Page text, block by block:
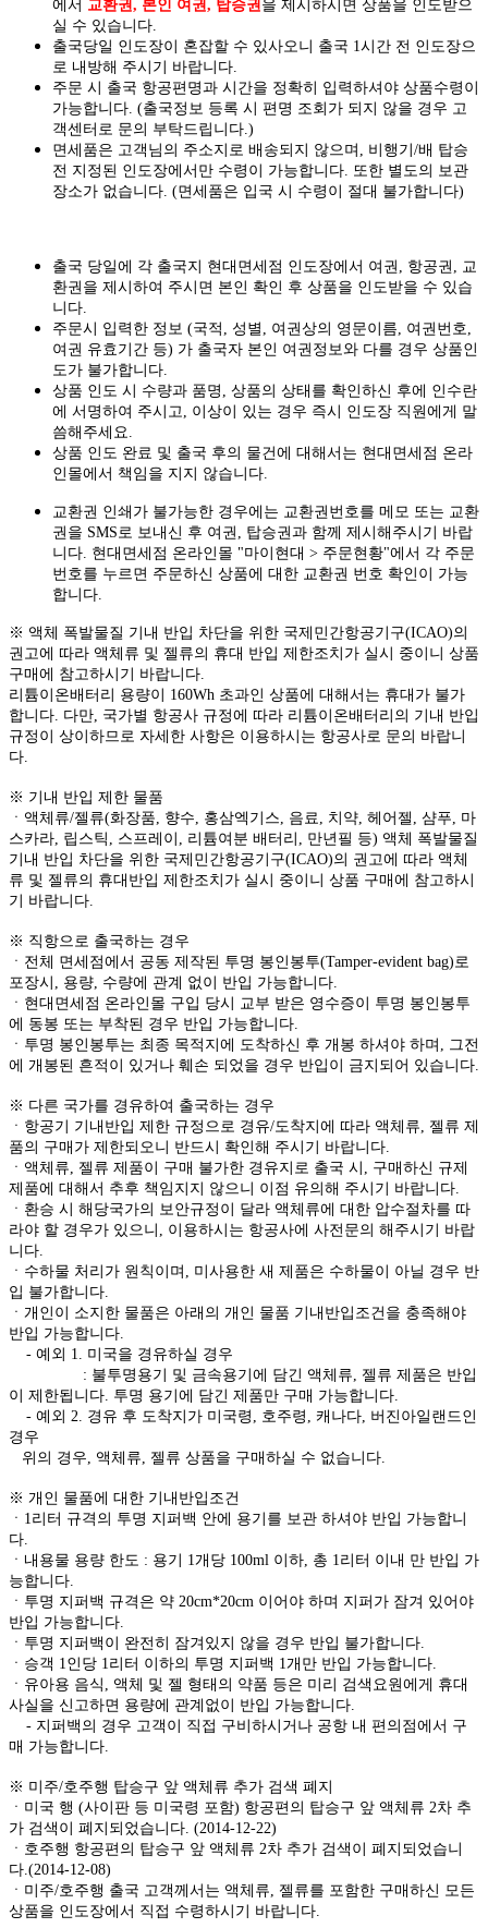
에서 교환권, 본인 여권, 탑승권을 제시하시면 상품을 인도받으
실 수 있습니다.
출국당일 인도장이 혼잡할 수 있사오니 출국 1시간 전 인도장으
로 내방해 주시기 바랍니다.
주문 시 출국 항공편명과 시간을 정확히 입력하셔야 상품수령이
가능합니다. (출국정보 등록 시 편명 조회가 되지 않을 경우 고
객센터로 문의 부탁드립니다.)
면세품은 고객님의 주소지로 배송되지 않으며, 비행기/배 탑승
전 지정된 인도장에서만 수령이 가능합니다. 또한 별도의 보관
장소가 없습니다. (면세품은 입국 시 수령이 절대 불가합니다)
출국 당일에 각 출국지 현대면세점 인도장에서 여권, 항공권, 교
환권을 제시하여 주시면 본인 확인 후 상품을 인도받을 수 있습
니다.
주문시 입력한 정보 (국적, 성별, 여권상의 영문이름, 여권번호,
여권 유효기간 등) 가 출국자 본인 여권정보와 다를 경우 상품인
도가 불가합니다.
상품 인도 시 수량과 품명, 상품의 상태를 확인하신 후에 인수란
에 서명하여 주시고, 이상이 있는 경우 즉시 인도장 직원에게 말
씀해주세요.
상품 인도 완료 및 출국 후의 물건에 대해서는 현대면세점 온라
인몰에서 책임을 지지 않습니다.
교환권 인쇄가 불가능한 경우에는 교환권번호를 메모 또는 교환
권을 SMS로 보내신 후 여권, 탑승권과 함께 제시해주시기 바랍
니다. 현대면세점 온라인몰 "마이현대 > 주문현황"에서 각 주문
번호를 누르면 주문하신 상품에 대한 교환권 번호 확인이 가능
합니다.
※ 액체 폭발물질 기내 반입 차단을 위한 국제민간항공기구(ICAO)의
권고에 따라 액체류 및 젤류의 휴대 반입 제한조치가 실시 중이니 상품
구매에 참고하시기 바랍니다.
리튬이온배터리 용량이 160Wh 초과인 상품에 대해서는 휴대가 불가
합니다. 다만, 국가별 항공사 규정에 따라 리튬이온배터리의 기내 반입
규정이 상이하므로 자세한 사항은 이용하시는 항공사로 문의 바랍니
다.
※ 기내 반입 제한 물품
ㆍ액체류/젤류(화장품, 향수, 홍삼엑기스, 음료, 치약, 헤어젤, 샴푸, 마
스카라, 립스틱, 스프레이, 리튬여분 배터리, 만년필 등) 액체 폭발물질
기내 반입 차단을 위한 국제민간항공기구(ICAO)의 권고에 따라 액체
류 및 젤류의 휴대반입 제한조치가 실시 중이니 상품 구매에 참고하시
기 바랍니다.
※ 직항으로 출국하는 경우
ㆍ전체 면세점에서 공동 제작된 투명 봉인봉투(Tamper-evident bag)로
포장시, 용량, 수량에 관계 없이 반입 가능합니다.
ㆍ현대면세점 온라인몰 구입 당시 교부 받은 영수증이 투명 봉인봉투
에 동봉 또는 부착된 경우 반입 가능합니다.
ㆍ투명 봉인봉투는 최종 목적지에 도착하신 후 개봉 하셔야 하며, 그전
에 개봉된 흔적이 있거나 훼손 되었을 경우 반입이 금지되어 있습니다.
※ 다른 국가를 경유하여 출국하는 경우
ㆍ항공기 기내반입 제한 규정으로 경유/도착지에 따라 액체류, 젤류 제
품의 구매가 제한되오니 반드시 확인해 주시기 바랍니다.
ㆍ액체류, 젤류 제품이 구매 불가한 경유지로 출국 시, 구매하신 규제
제품에 대해서 추후 책임지지 않으니 이점 유의해 주시기 바랍니다.
ㆍ환승 시 해당국가의 보안규정이 달라 액체류에 대한 압수절차를 따
라야 할 경우가 있으니, 이용하시는 항공사에 사전문의 해주시기 바랍
니다.
ㆍ수하물 처리가 원칙이며, 미사용한 새 제품은 수하물이 아닐 경우 반
입 불가합니다.
ㆍ개인이 소지한 물품은 아래의 개인 물품 기내반입조건을 충족해야
반입 가능합니다.
- 예외 1. 미국을 경유하실 경우
: 불투명용기 및 금속용기에 담긴 액체류, 젤류 제품은 반입
이 제한됩니다. 투명 용기에 담긴 제품만 구매 가능합니다.
- 예외 2. 경유 후 도착지가 미국령, 호주령, 캐나다, 버진아일랜드인
경우
위의 경우, 액체류, 젤류 상품을 구매하실 수 없습니다.
※ 개인 물품에 대한 기내반입조건
ㆍ1리터 규격의 투명 지퍼백 안에 용기를 보관 하셔야 반입 가능합니
다.
ㆍ내용물 용량 한도 : 용기 1개당 100ml 이하, 총 1리터 이내 만 반입 가
능합니다.
ㆍ투명 지퍼백 규격은 약 20cm*20cm 이어야 하며 지퍼가 잠겨 있어야
반입 가능합니다.
ㆍ투명 지퍼백이 완전히 잠겨있지 않을 경우 반입 불가합니다.
ㆍ승객 1인당 1리터 이하의 투명 지퍼백 1개만 반입 가능합니다.
ㆍ유아용 음식, 액체 및 젤 형태의 약품 등은 미리 검색요원에게 휴대
사실을 신고하면 용량에 관계없이 반입 가능합니다.
- 지퍼백의 경우 고객이 직접 구비하시거나 공항 내 편의점에서 구
매 가능합니다.
※ 미주/호주행 탑승구 앞 액체류 추가 검색 폐지
ㆍ미국 행 (사이판 등 미국령 포함) 항공편의 탑승구 앞 액체류 2차 추
가 검색이 폐지되었습니다. (2014-12-22)
ㆍ호주행 항공편의 탑승구 앞 액체류 2차 추가 검색이 폐지되었습니
다.(2014-12-08)
ㆍ미주/호주행 출국 고객께서는 액체류, 젤류를 포함한 구매하신 모든
상품을 인도장에서 직접 수령하시기 바랍니다.